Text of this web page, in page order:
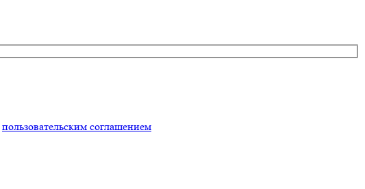
пользовательским соглашением